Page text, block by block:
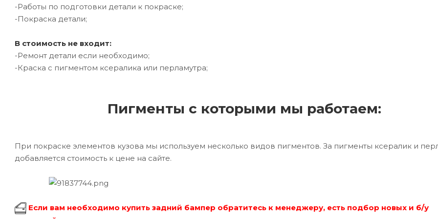
-Работы по подготовки детали к покраске;
-Покраска детали;
В стоимость не входит:
-Ремонт детали если необходимо;
-Краска с пигментом ксералика или перламутра;
Пигменты с которыми мы работаем:
При покраске элементов кузова мы используем несколько видов пигментов. За пигменты ксералик и
добавляется стоимость к цене на сайте.
Если вам необходимо купить задний бампер обратитесь к менеджеру, есть подбор новых и б/у